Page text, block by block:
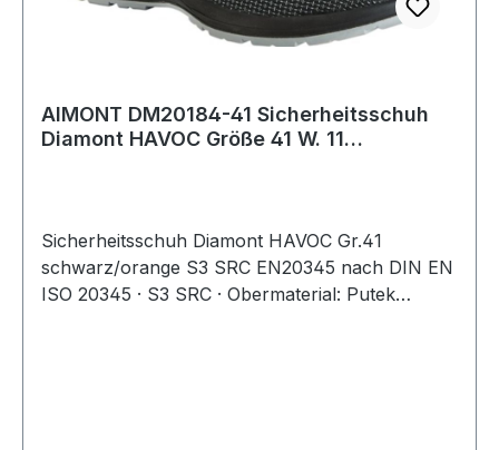
AIMONT DM20184-41 Sicherheitsschuh
Diamont HAVOC Größe 41 W. 11
Sicherheitsschuh Diamont HAVOC Gr.41
schwarz/orange S3 SRC EN20345 nach DIN EN
ISO 20345 · S3 SRC · Obermaterial: Putek